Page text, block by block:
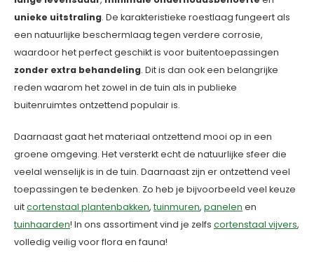
unieke uitstraling. De karakteristieke roestlaag fungeert als
een natuurlijke beschermlaag tegen verdere corrosie,
waardoor het perfect geschikt is voor buitentoepassingen
zonder extra behandeling. Dit is dan ook een belangrijke
reden waarom het zowel in de tuin als in publieke
buitenruimtes ontzettend populair is.
Daarnaast gaat het materiaal ontzettend mooi op in een
groene omgeving. Het versterkt echt de natuurlijke sfeer die
veelal wenselijk is in de tuin. Daarnaast zijn er ontzettend veel
toepassingen te bedenken. Zo heb je bijvoorbeeld veel keuze
uitcortenstaal plantenbakken, tuinmuren, panelen en
tuinhaarden! In ons assortiment vind je zelfs cortenstaal vijvers,
volledig veilig voor flora en fauna!